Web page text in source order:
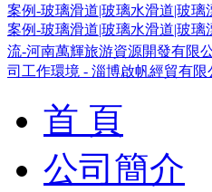
案例-玻璃滑道|玻璃水滑道|玻
案例-玻璃滑道|玻璃水滑道|玻
流-河南萬輝旅游資源開發有限
司 工作環境 - 淄博啟帆經貿有限
首 頁
公司簡介